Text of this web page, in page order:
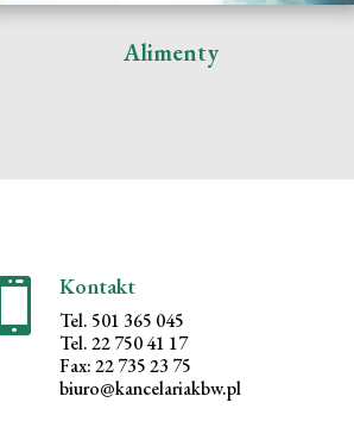
Alimenty
 Kontakt
Tel. 501 365 045
Tel. 22 750 41 17
Fax: 22 735 23 75
biuro@kancelariakbw.pl